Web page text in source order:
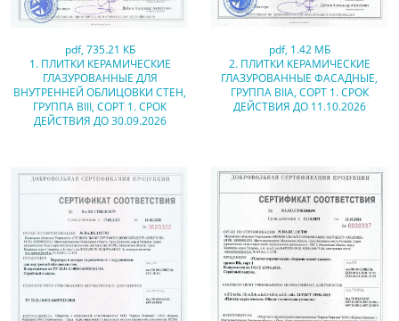
pdf, 735.21 КБ
1. ПЛИТКИ КЕРАМИЧЕСКИЕ
ГЛАЗУРОВАННЫЕ ДЛЯ
ВНУТРЕННЕЙ ОБЛИЦОВКИ СТЕН,
ГРУППА BIII, СОРТ 1. СРОК
ДЕЙСТВИЯ ДО 30.09.2026
pdf, 1.42 МБ
2. ПЛИТКИ КЕРАМИЧЕСКИЕ
ГЛАЗУРОВАННЫЕ ФАСАДНЫЕ,
ГРУППА BIIA, СОРТ 1. СРОК
ДЕЙСТВИЯ ДО 11.10.2026